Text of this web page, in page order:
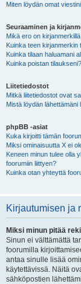
Miten löydän omat
Seuraaminen ja
Mikä ero on
Kuinka teen kirjanmerkin
Kuinka tilaan haluamani
Kuinka poistan tilaukseni?
Liitetiedostot
Mitkä liitetiedostot ovat
Mistä löydän lähettämäni
phpBB -asiat
Kuka kirjoitti tämän
Miksi ominaisuutta X ei
Keneen minun tulee olla
foorumiin liittyen?
Kuinka otan yhteyttä
Kirjautumisen ja
Miksi minun pitää
Sinun ei välttämättä
foorumilla
antaa sinulle lisää
käytettävissä. Näitä
sähköpostien